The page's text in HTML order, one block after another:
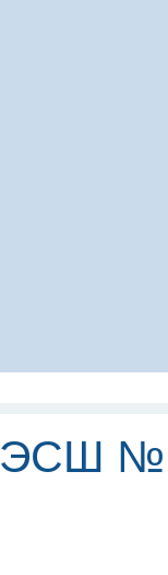
ЭСШ